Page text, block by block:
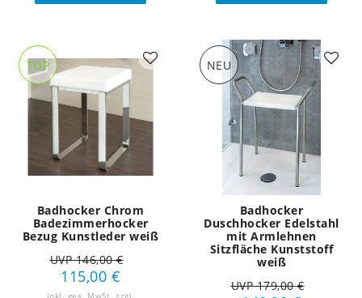
TOP
Badhocker Chrom
Badezimmerhocker
Bezug Kunstleder weiß
UVP 146,00 €
115,00 €
inkl. ges. MwSt. zzgl.
NEU
Badhocker
Duschhocker Edelstahl
mit Armlehnen
Sitzfläche Kunststoff
weiß
UVP 179,00 €